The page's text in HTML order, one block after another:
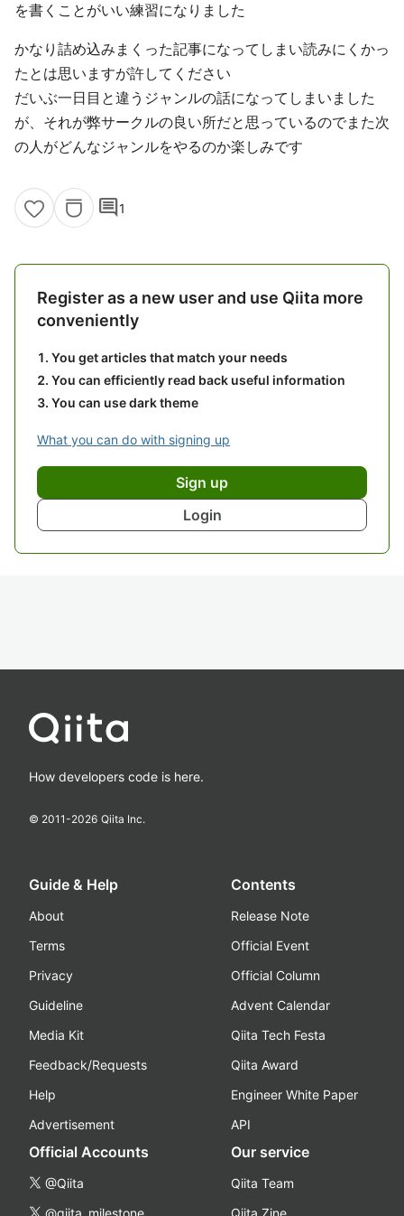
を書くことがいい練習になりました
かなり詰め込みまくった記事になってしまい読みにくかっ
たとは思いますが許してください
だいぶ一日目と違うジャンルの話になってしまいました
が、それが弊サークルの良い所だと思っているのでまた次
の人がどんなジャンルをやるのか楽しみです
comment1
Register as a new user and use Qiita more
conveniently
You get articles that match your needs
You can efficiently read back useful information
You can use dark theme
What you can do with signing up
Sign up
Login
How developers code is here.
© 2011-2026 Qiita Inc.
Guide & Help
About
Terms
Privacy
Guideline
Media Kit
Feedback/Requests
Help
Advertisement
Contents
Release Note
Official Event
Official Column
Advent Calendar
Qiita Tech Festa
Qiita Award
Engineer White Paper
API
Official Accounts
@Qiita
@qiita_milestone
Our service
Qiita Team
Qiita Zine